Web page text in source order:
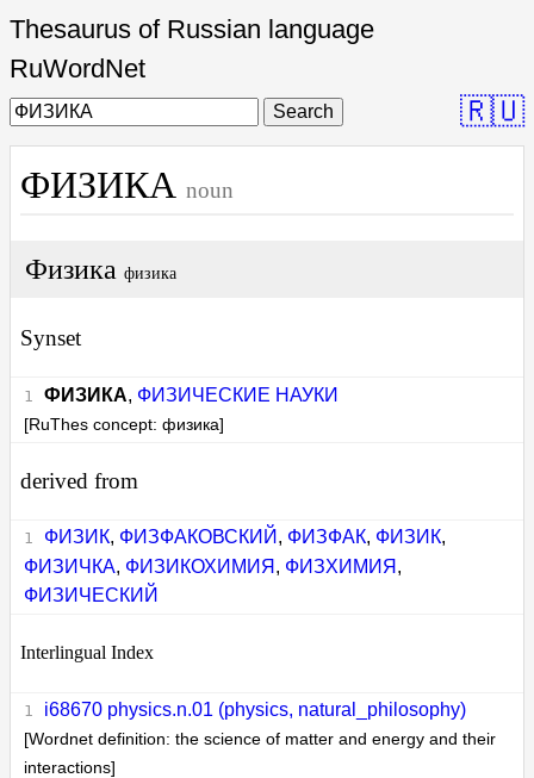
Thesaurus of Russian language
RuWordNet
Search 🇷🇺
ФИЗИКА noun
Физика физика
Synset
ФИЗИКА, ФИЗИЧЕСКИЕ НАУКИ
[RuThes concept: физика]
derived from
ФИЗИК, ФИЗФАКОВСКИЙ , ФИЗФАК, ФИЗИК,
ФИЗИЧКА, ФИЗИКОХИМИЯ , ФИЗХИМИЯ ,
ФИЗИЧЕСКИЙ
Interlingual Index
i68670 physics.n.01 (physics, natural_philosophy)
[Wordnet definition: the science of matter and energy and their
interactions]